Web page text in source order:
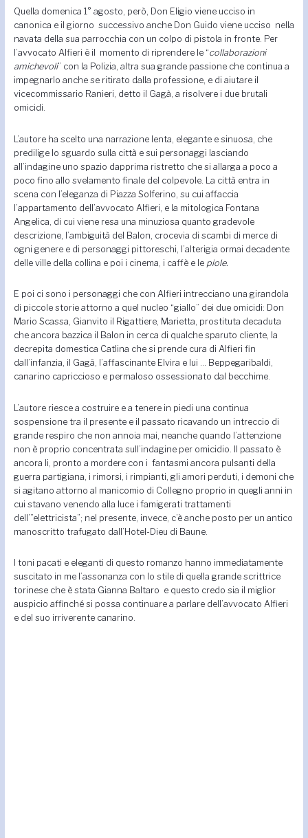
Quella domenica 1° agosto, però, Don Eligio viene ucciso in
canonica e il giorno successivo anche Don Guido viene ucciso nella
navata della sua parrocchia con un colpo di pistola in fronte. Per
l’avvocato Alfieri è il momento di riprendere le “collaborazioni
amichevoli” con la Polizia, altra sua grande passione che continua a
impegnarlo anche se ritirato dalla professione, e di aiutare il
vicecommissario Ranieri, detto il Gagà, a risolvere i due brutali
omicidi.
L’autore ha scelto una narrazione lenta, elegante e sinuosa, che
predilige lo sguardo sulla città e sui personaggi lasciando
all’indagine uno spazio dapprima ristretto che si allarga a poco a
poco fino allo svelamento finale del colpevole. La città entra in
scena con l’eleganza di Piazza Solferino, su cui affaccia
l’appartamento dell’avvocato Alfieri, e la mitologica Fontana
Angelica, di cui viene resa una minuziosa quanto gradevole
descrizione, l’ambiguità del Balon, crocevia di scambi di merce di
ogni genere e di personaggi pittoreschi, l’alterigia ormai decadente
delle ville della collina e poi i cinema, i caffè e le piole.
E poi ci sono i personaggi che con Alfieri intrecciano una girandola
di piccole storie attorno a quel nucleo “giallo” dei due omicidi: Don
Mario Scassa, Gianvito il Rigattiere, Marietta, prostituta decaduta
che ancora bazzica il Balon in cerca di qualche sparuto cliente, la
decrepita domestica Catlina che si prende cura di Alfieri fin
dall’infanzia, il Gagà, l’affascinante Elvira e lui … Beppegaribaldi,
canarino capriccioso e permaloso ossessionato dal becchime.
L’autore riesce a costruire e a tenere in piedi una continua
sospensione tra il presente e il passato ricavando un intreccio di
grande respiro che non annoia mai, neanche quando l’attenzione
non è proprio concentrata sull’indagine per omicidio. Il passato è
ancora li, pronto a mordere con i fantasmi ancora pulsanti della
guerra partigiana, i rimorsi, i rimpianti, gli amori perduti, i demoni che
si agitano attorno al manicomio di Collegno proprio in quegli anni in
cui stavano venendo alla luce i famigerati trattamenti
dell’”elettricista”; nel presente, invece, c’è anche posto per un antico
manoscritto trafugato dall’Hotel-Dieu di Baune.
I toni pacati e eleganti di questo romanzo hanno immediatamente
suscitato in me l’assonanza con lo stile di quella grande scrittrice
torinese che è stata Gianna Baltaro e questo credo sia il miglior
auspicio affinché si possa continuare a parlare dell’avvocato Alfieri
e del suo irriverente canarino.